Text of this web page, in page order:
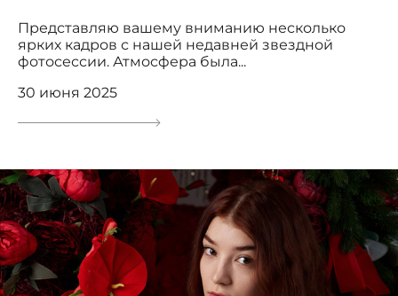
Представляю вашему вниманию несколько
ярких кадров с нашей недавней звездной
фотосессии. Атмосфера была...
30 июня 2025